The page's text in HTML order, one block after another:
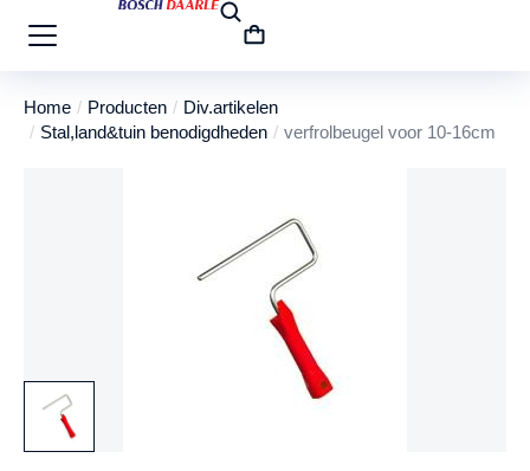
Je bent hier:
Home Producten
Div.artikelen
Stal,land&tuin benodigdheden
verfrolbeugel voor 10-16cm